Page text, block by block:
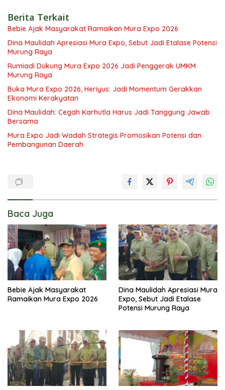
Berita Terkait
Bebie Ajak Masyarakat Ramaikan Mura Expo 2026
Dina Maulidah Apresiasi Mura Expo, Sebut Jadi Etalase Potensi
Murung Raya
Rumiadi Dukung Mura Expo 2026 Jadi Penggerak UMKM
Murung Raya
Buka Mura Expo 2026, Heriyus: Jadi Momentum Gerakkan
Ekonomi Kerakyatan
Dina Maulidah: Cegah Karhutla Harus Jadi Tanggung Jawab
Bersama
Mura Expo Jadi Wadah Strategis Promosikan Potensi dan
Pembangunan Daerah
Baca Juga
Bebie Ajak Masyarakat
Ramaikan Mura Expo 2026
Dina Maulidah Apresiasi Mura
Expo, Sebut Jadi Etalase
Potensi Murung Raya